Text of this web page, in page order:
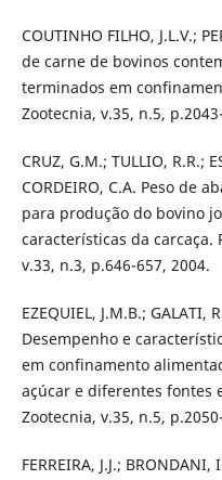
COUTINHO FILHO, J.L.V.;
de carne de bovinos
terminados em
Zootecnia, v.35, n.5,
CRUZ, G.M.; TULLIO, R.R.;
CORDEIRO, C.A. Peso de
para produção do bovino
características da carcaça.
v.33, n.3, p.646-657, 2004.
EZEQUIEL, J.M.B.; GALATI,
Desempenho e
em confinamento
açúcar e diferentes fontes
Zootecnia, v.35, n.5,
FERREIRA, J.J.; BRONDANI,